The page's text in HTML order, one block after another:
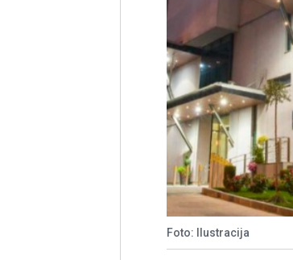
Foto: Ilustracija